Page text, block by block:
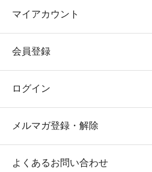
マイアカウント
会員登録
ログイン
メルマガ登録・解除
よくあるお問い合わせ